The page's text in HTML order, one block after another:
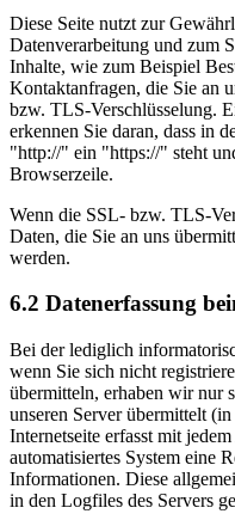
Diese Seite nutzt zur
Datenverarbeitung und zum
Inhalte, wie zum Beispiel
Kontaktanfragen, die Sie an
bzw. TLS-Verschlüsselung.
erkennen Sie daran, dass in
"http://" ein "https://" steht
Browserzeile.
Wenn die SSL- bzw. TLS-
Daten, die Sie an uns
werden.
6.2 Datenerfassung
Bei der lediglich
wenn Sie sich nicht
übermitteln, erhaben wir nur
unseren Server übermittelt
Internetseite erfasst mit
automatisiertes System eine
Informationen. Diese
in den Logfiles des Servers